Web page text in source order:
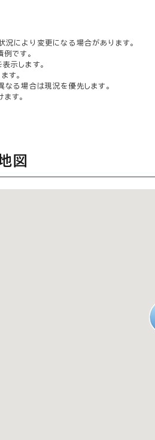
により変更になる場合があります。
です。
示します。
す。
る場合は現況を優先します。
す。
図